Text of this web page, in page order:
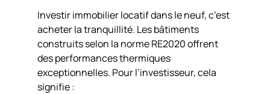
Investir immobilier locatif dans le neuf, c’est
acheter la tranquillité. Les bâtiments
construits selon la norme RE2020 offrent
des performances thermiques
exceptionnelles. Pour l’investisseur, cela
signifie :